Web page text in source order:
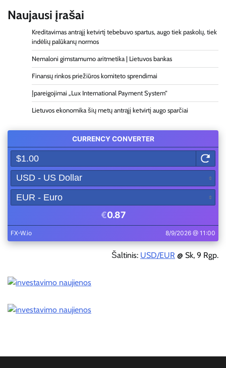
Naujausi įrašai
Kreditavimas antrąjį ketvirtį tebebuvo spartus, augo tiek paskolų, tiek
indėlių palūkanų normos
Nemaloni gimstamumo aritmetika | Lietuvos bankas
Finansų rinkos priežiūros komiteto sprendimai
Įpareigojimai „Lux International Payment System“
Lietuvos ekonomika šių metų antrąjį ketvirtį augo sparčiai
Šaltinis: USD/EUR @ Sk, 9 Rgp.